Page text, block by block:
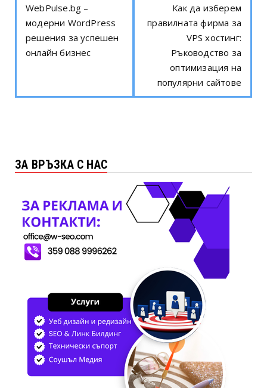
WebPulse.bg –
модерни WordPress
решения за успешен
онлайн бизнес
Как да изберем
правилната фирма за
VPS хостинг:
Ръководство за
оптимизация на
популярни сайтове
ЗА ВРЪЗКА С НАС